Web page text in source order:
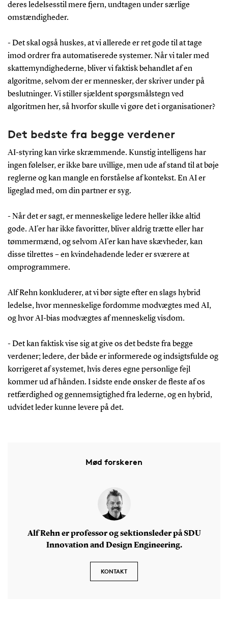
deres ledelsesstil mere fjern, undtagen under særlige
omstændigheder.
- Det skal også huskes, at vi allerede er ret gode til at tage
imod ordrer fra automatiserede systemer. Når vi taler med
skattemyndighederne, bliver vi faktisk behandlet af en
algoritme, selvom der er mennesker, der skriver under på
beslutninger. Vi stiller sjældent spørgsmålstegn ved
algoritmen her, så hvorfor skulle vi gøre det i organisationer?
Det bedste fra begge verdener
AI-styring kan virke skræmmende. Kunstig intelligens har
ingen følelser, er ikke bare uvillige, men ude af stand til at bøje
reglerne og kan mangle en forståelse af kontekst. En AI er
ligeglad med, om din partner er syg.
- Når det er sagt, er menneskelige ledere heller ikke altid
gode. AI'er har ikke favoritter, bliver aldrig trætte eller har
tømmermænd, og selvom AI'er kan have skævheder, kan
disse tilrettes – en kvindehadende leder er sværere at
omprogrammere.
Alf Rehn konkluderer, at vi bør sigte efter en slags hybrid
ledelse, hvor menneskelige fordomme modvægtes med AI,
og hvor AI-bias modvægtes af menneskelig visdom.
- Det kan faktisk vise sig at give os det bedste fra begge
verdener; ledere, der både er informerede og indsigtsfulde og
korrigeret af systemet, hvis deres egne personlige fejl
kommer ud af hånden. I sidste ende ønsker de fleste af os
retfærdighed og gennemsigtighed fra lederne, og en hybrid,
udvidet leder kunne levere på det.
Mød forskeren
Alf Rehn er professor og sektionsleder på SDU
Innovation and Design Engineering.
KONTAKT